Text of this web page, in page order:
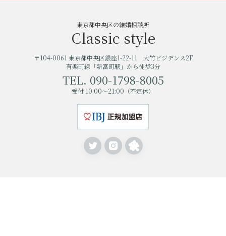
東京都中央区の結婚相談所
Classic style
〒104-0061 東京都中央区銀座1-22-11 大竹ビジデンス2F
有楽町線「新富町駅」から徒歩3分
TEL. 090-1798-8005
受付 10:00〜21:00（不定休）